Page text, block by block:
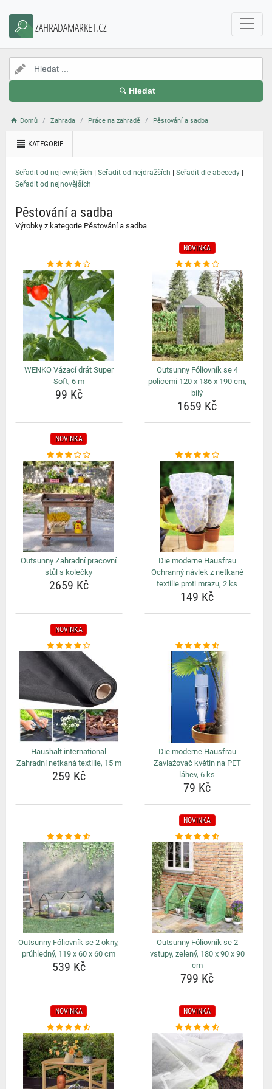
ZAHRADAMARKET.CZ
Hledat
Domů Zahrada Práce na zahradě Pěstování a sadba
KATEGORIE
Seřadit od nejlevnějších | Seřadit od nejdražších | Seřadit dle abecedy |
Seřadit od nejnovějších
Pěstování a sadba
Výrobky z kategorie Pěstování a sadba
WENKO Vázací drát Super
Soft, 6 m
99 Kč
NOVINKA
Outsunny Fóliovník se 4
policemi 120 x 186 x 190 cm,
bílý
1659 Kč
NOVINKA
Outsunny Zahradní pracovní
stůl s kolečky
2659 Kč
Die moderne Hausfrau
Ochranný návlek z netkané
textilie proti mrazu, 2 ks
149 Kč
NOVINKA
Haushalt international
Zahradní netkaná textilie, 15 m
259 Kč
Die moderne Hausfrau
Zavlažovač květin na PET
láhev, 6 ks
79 Kč
Outsunny Fóliovník se 2 okny,
průhledný, 119 x 60 x 60 cm
539 Kč
NOVINKA
Outsunny Fóliovník se 2
vstupy, zelený, 180 x 90 x 90
cm
799 Kč
NOVINKA NOVINKA